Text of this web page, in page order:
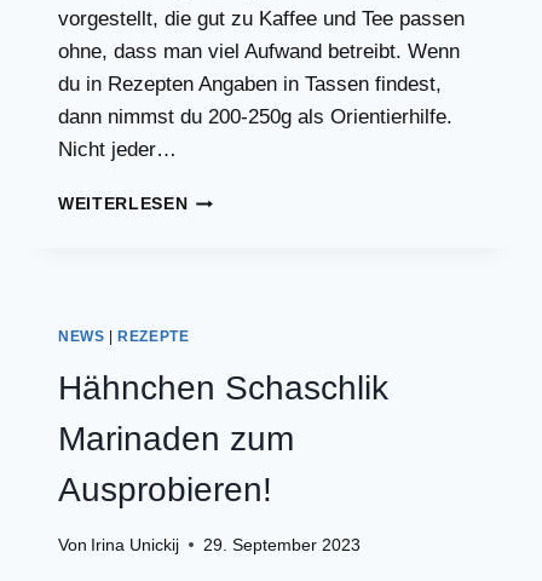
vorgestellt, die gut zu Kaffee und Tee passen
ohne, dass man viel Aufwand betreibt. Wenn
du in Rezepten Angaben in Tassen findest,
dann nimmst du 200-250g als Orientierhilfe.
Nicht jeder…
WEITERLESENKUCHEN
NEWS REZEPTE
Hähnchen Schaschlik
Marinaden zum
Ausprobieren!
Von Irina Unickij 29. September 2023